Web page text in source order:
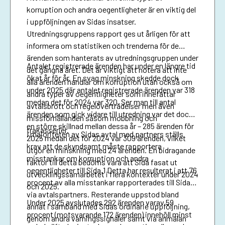
korruption och andra oegentligheter är en viktig del
i uppföljningen av Sidas insatser.
Utredningsgruppens rapport ges ut årligen för att
informera om statistiken och trenderna för de
ärenden som hanterats av utredningsgruppen under
det gångna året. Det är viktigt att notera att inte
alla ärenden handlar om korruption utan också om
andra typer av oegentligheter som innefattar
avtalsbrott och regelöverträdelser men även
missförhållanden såsom mobbning och
trakasserier.
Antalet registrerade ärenden har under en längre tid
ökat år för år. En svag minskning skedde dock
under 2025 där antalet registrerade ärenden var 318
medan det för 2024 var 320. Ser man till antal
ärenden som gick vidare till utredning var det dock
en större skillnad mellan dessa år – 285 ärenden för
2025 medan det för 2024 var 309 ärenden, vilket
utgör en minskning med 24 ärenden. En bidragande
faktor till detta bedöms vara att Sida fasat ut
utvecklingssamarbetet i flera kontexter under 2024
och 2025.
I majoriteten av Sidas avtal med partners ställs
krav att de skyndsamt måste rapportera
misstankar om korruption och andra
oegentligheter till Sida.1 Detta har resulterat i att 76
procent av alla misstankar rapporterades till Sida
via avtalspartners. Resterande uppstod bland
annat i samband med Sidas ordinarie uppföljning,
genom andra varningssignaler samt via anmälan
Under 2025 avslutades 292 ärenden varav 59
procent (motsvarande 172 ärenden) innehöll minst